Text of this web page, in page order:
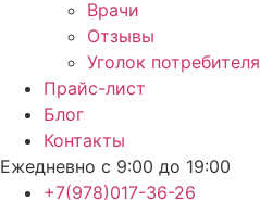
Врачи
Отзывы
Уголок потребителя
Прайс-лист
Блог
Контакты
Ежедневно с 9:00 до 19:00
+7(978)017-36-26